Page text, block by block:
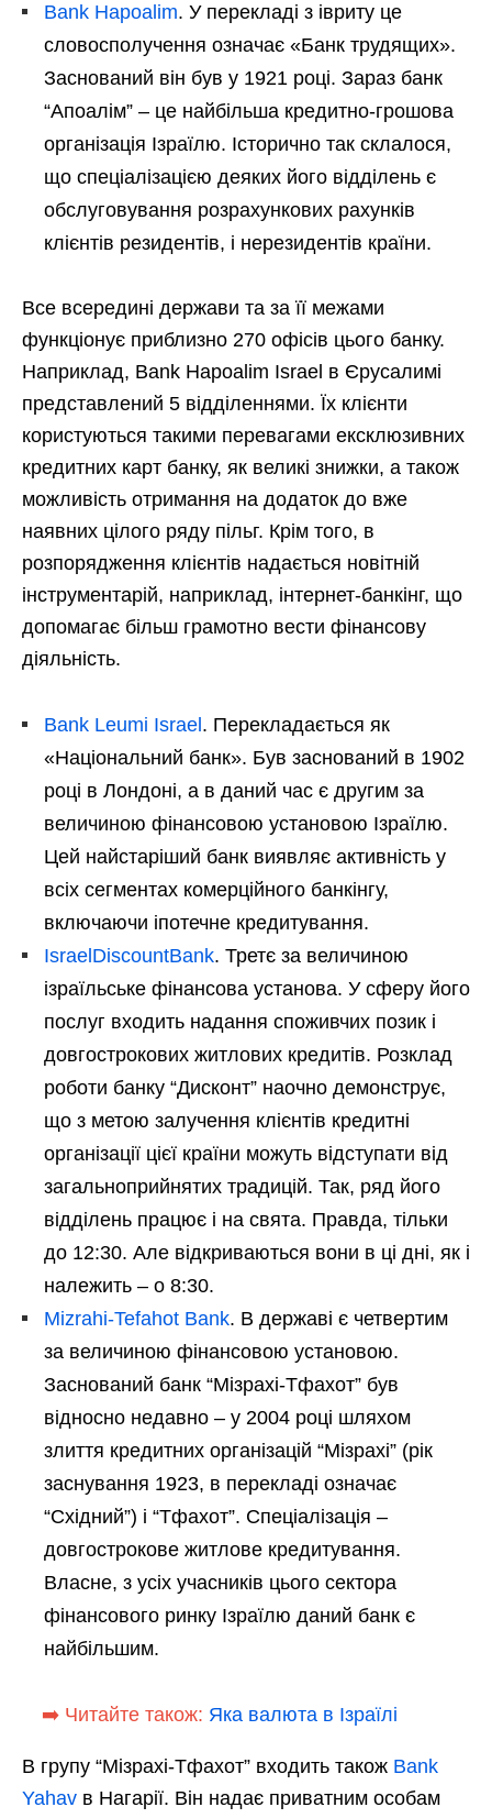
Bank Hapoalim. У перекладі з івриту це
словосполучення означає «Банк трудящих».
Заснований він був у 1921 році. Зараз банк
“Апоалім” – це найбільша кредитно-грошова
організація Ізраїлю. Історично так склалося,
що спеціалізацією деяких його відділень є
обслуговування розрахункових рахунків
клієнтів резидентів, і нерезидентів країни.
Все всередині держави та за її межами
функціонує приблизно 270 офісів цього банку.
Наприклад, Bank Hapoalim Israel в Єрусалимі
представлений 5 відділеннями. Їх клієнти
користуються такими перевагами ексклюзивних
кредитних карт банку, як великі знижки, а також
можливість отримання на додаток до вже
наявних цілого ряду пільг. Крім того, в
розпорядження клієнтів надається новітній
інструментарій, наприклад, інтернет-банкінг, що
допомагає більш грамотно вести фінансову
діяльність.
Bank Leumi Israel . Перекладається як
«Національний банк». Був заснований в 1902
році в Лондоні, а в даний час є другим за
величиною фінансовою установою Ізраїлю.
Цей найстаріший банк виявляє активність у
всіх сегментах комерційного банкінгу,
включаючи іпотечне кредитування.
IsraelDiscountBank. Третє за величиною
ізраїльське фінансова установа. У сферу його
послуг входить надання споживчих позик і
довгострокових житлових кредитів. Розклад
роботи банку “Дисконт” наочно демонструє,
що з метою залучення клієнтів кредитні
організації цієї країни можуть відступати від
загальноприйнятих традицій. Так, ряд його
відділень працює і на свята. Правда, тільки
до 12:30. Але відкриваються вони в ці дні, як і
належить – о 8:30.
Mizrahi-Tefahot Bank. В державі є четвертим
за величиною фінансовою установою.
Заснований банк “Мізрахі-Тфахот” був
відносно недавно – у 2004 році шляхом
злиття кредитних організацій “Мізрахі” (рік
заснування 1923, в перекладі означає
“Східний”) і “Тфахот”. Спеціалізація –
довгострокове житлове кредитування.
Власне, з усіх учасників цього сектора
фінансового ринку Ізраїлю даний банк є
найбільшим.
➡️ Читайте також: Яка валюта в Ізраїлі
В групу “Мізрахі-Тфахот” входить також Bank
Yahav в Нагарії. Він надає приватним особам